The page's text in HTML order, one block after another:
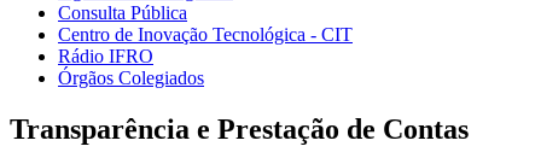
Consulta Pública
Centro de Inovação Tecnológica - CIT
Rádio IFRO
Órgãos Colegiados
Transparência e Prestação de Contas